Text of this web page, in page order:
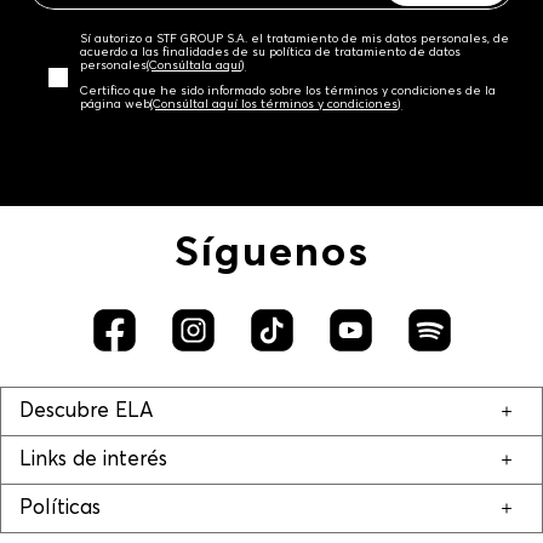
Sí autorizo a STF GROUP S.A. el tratamiento de mis datos personales, de
acuerdo a las finalidades de su política de tratamiento de datos
personales‎(Consúltala aquí)
Certifico que he sido informado sobre los términos y condiciones de la
página web‎(Consúltal aquí los términos y condiciones)
Síguenos
Descubre ELA
Links de interés
Políticas